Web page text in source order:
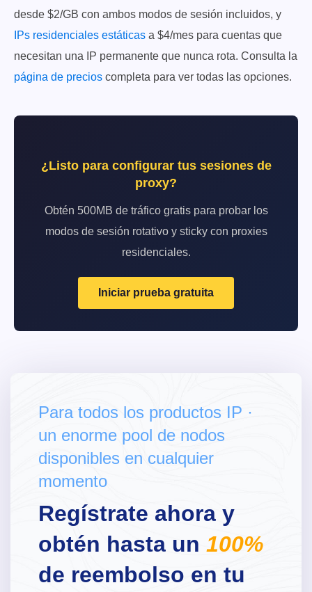
desde $2/GB con ambos modos de sesión incluidos, y
IPs residenciales estáticas a $4/mes para cuentas que
necesitan una IP permanente que nunca rota. Consulta la
página de precios completa para ver todas las opciones.
¿Listo para configurar tus sesiones de
proxy?
Obtén 500MB de tráfico gratis para probar los
modos de sesión rotativo y sticky con proxies
residenciales.
Iniciar prueba gratuita
Para todos los productos IP ·
un enorme pool de nodos
disponibles en cualquier
momento
Regístrate ahora y
obtén hasta un 100%
de reembolso en tu